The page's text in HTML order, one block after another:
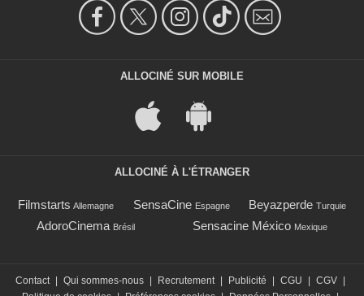
ALLOCINÉ SUR MOBILE
ALLOCINÉ À L'ÉTRANGER
Filmstarts Allemagne SensaCine Espagne Beyazperde Turquie
AdoroCinema Brésil Sensacine México Mexique
Contact | Qui sommes-nous | Recrutement | Publicité | CGU | CGV |